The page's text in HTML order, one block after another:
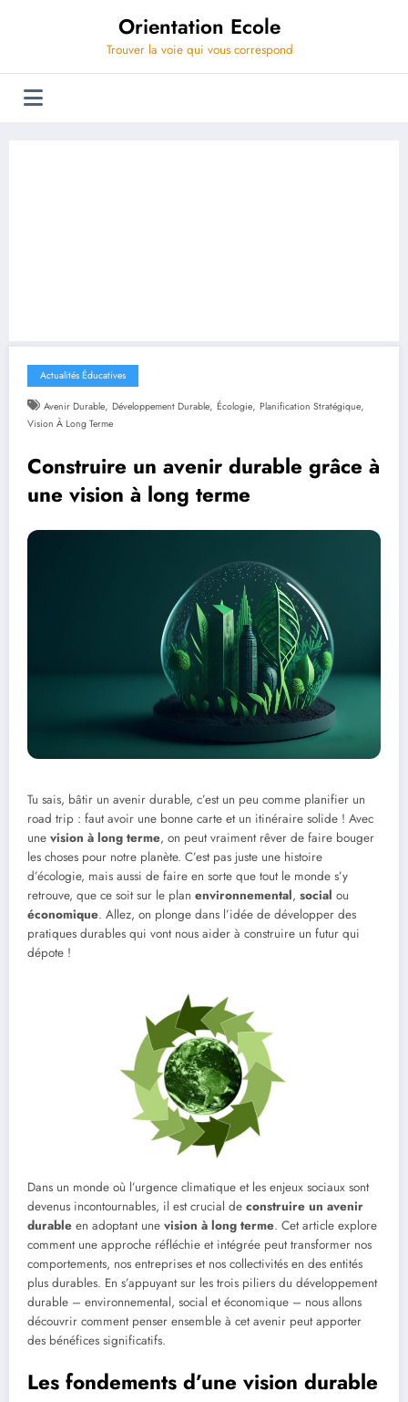
Orientation Ecole
Trouver la voie qui vous correspond
Actualités Éducatives
Avenir Durable, Développement Durable, Écologie, Planification Stratégique,
Vision À Long Terme
Construire un avenir durable grâce à
une vision à long terme
Tu sais, bâtir un avenir durable, c’est un peu comme planifier un
road trip : faut avoir une bonne carte et un itinéraire solide ! Avec
une vision à long terme, on peut vraiment rêver de faire bouger
les choses pour notre planète. C’est pas juste une histoire
d’écologie, mais aussi de faire en sorte que tout le monde s’y
retrouve, que ce soit sur le plan environnemental, social ou
économique. Allez, on plonge dans l’idée de développer des
pratiques durables qui vont nous aider à construire un futur qui
dépote !
Dans un monde où l’urgence climatique et les enjeux sociaux sont
devenus incontournables, il est crucial de construire un avenir
durable en adoptant une vision à long terme. Cet article explore
comment une approche réfléchie et intégrée peut transformer nos
comportements, nos entreprises et nos collectivités en des entités
plus durables. En s’appuyant sur les trois piliers du développement
durable – environnemental, social et économique – nous allons
découvrir comment penser ensemble à cet avenir peut apporter
des bénéfices significatifs.
Les fondements d’une vision durable